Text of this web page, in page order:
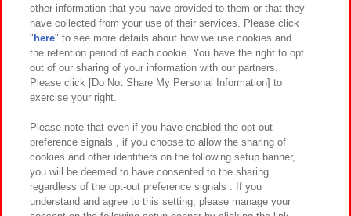
関連会社 サステナビリティ サイトポリシー
プライバシーポリシー ウェブアクセシビリティ方針と検証結果
お取引先さまとともに
カスタマーハラスメント対応方針 よくあるご質問・お問い合わせ
other information that you have provided to them or that they
have collected from your use of their services. Please click
" here" to see more details about how we use cookies and
the retention period of each cookie. You have the right to opt
out of our sharing of your information with our partners.
Please click [Do Not Share My Personal Information] to
exercise your right.
Please note that even if you have enabled the opt-out
preference signals , if you choose to allow the sharing of
cookies and other identifiers on the following setup banner,
you will be deemed to have consented to the sharing
regardless of the opt-out preference signals . If you
understand and agree to this setting, please manage your